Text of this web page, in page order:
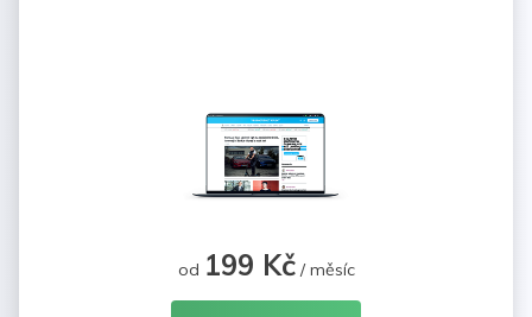
od 199 Kč/ měsíc